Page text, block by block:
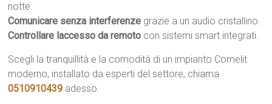
notte.
Comunicare senza interferenze grazie a un audio cristallino.
Controllare laccesso da remoto con sistemi smart integrati.
Scegli la tranquillità e la comodità di un impianto Comelit
moderno, installato da esperti del settore, chiama
0510910439 adesso.